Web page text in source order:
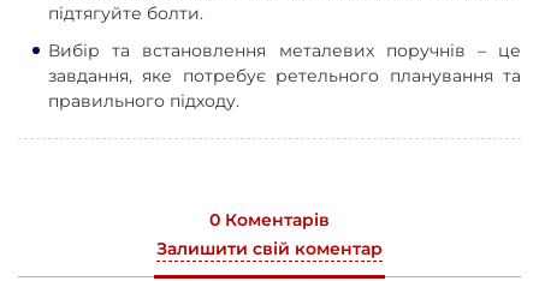
підтягуйте болти.
Вибір та встановлення металевих поручнів – це
завдання, яке потребує ретельного планування та
правильного підходу.
0 Коментарів
Залишити свій коментар